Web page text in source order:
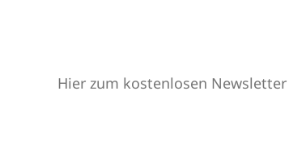
Hier zum kostenlosen Newsletter